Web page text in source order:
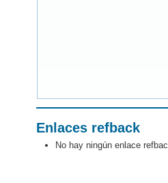
Enlaces refback
No hay ningún enlace